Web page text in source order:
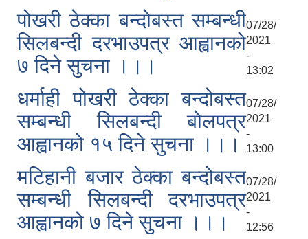
पोखरी ठेक्का बन्दोबस्त सम्बन्धी
सिलबन्दी दरभाउपत्र आह्वानको
७ दिने सुचना ।।।
07/28/
2021
-
13:02
धर्माही पोखरी ठेक्का बन्दोबस्त
सम्बन्धी सिलबन्दी बोलपत्र
आह्वानको १५ दिने सुचना ।।।
07/28/
2021
-
13:00
मटिहानी बजार ठेक्का बन्दोबस्त
सम्बन्धी सिलबन्दी दरभाउपत्र
आह्वानको ७ दिने सुचना ।।।
07/28/
2021
-
12:56